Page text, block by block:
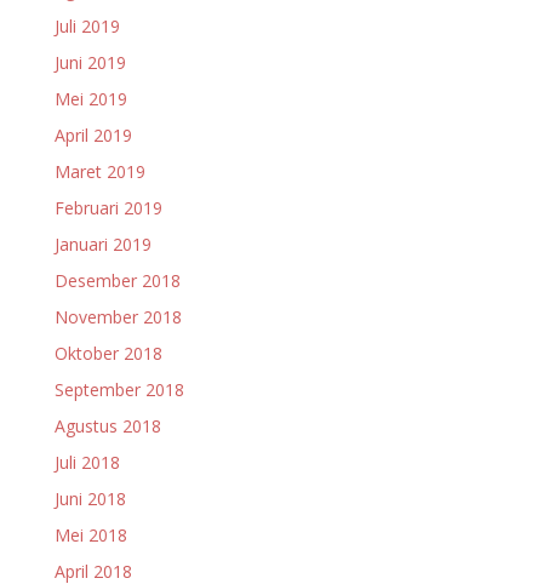
Juli 2019
Juni 2019
Mei 2019
April 2019
Maret 2019
Februari 2019
Januari 2019
Desember 2018
November 2018
Oktober 2018
September 2018
Agustus 2018
Juli 2018
Juni 2018
Mei 2018
April 2018